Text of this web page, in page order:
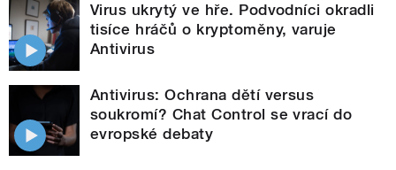
Virus ukrytý ve hře. Podvodníci okradli
tisíce hráčů o kryptoměny, varuje
Antivirus
Antivirus: Ochrana dětí versus
soukromí? Chat Control se vrací do
evropské debaty